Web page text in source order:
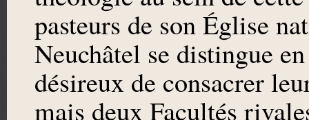
pasteurs de son Église
Neuchâtel se distingue
désireux de consacrer
mais deux Facultés